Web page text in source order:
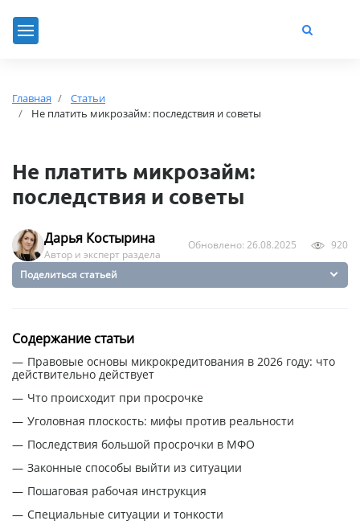
Главная
Статьи
Не платить микрозайм: последствия и советы
Не платить микрозайм:
последствия и советы
Дарья Костырина
Автор и эксперт раздела
Обновлено: 26.08.2025 920
Поделиться статьей
Содержание статьи
Правовые основы микрокредитования в 2026 году: что
действительно действует
Что происходит при просрочке
Уголовная плоскость: мифы против реальности
Последствия большой просрочки в МФО
Законные способы выйти из ситуации
Пошаговая рабочая инструкция
Специальные ситуации и тонкости